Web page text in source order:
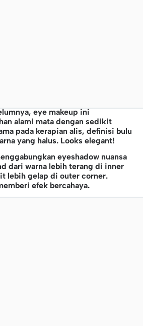
eye makeup ini
alami mata dengan sedikit
pada kerapian alis, definisi bulu
yang halus. Looks elegant!
eyeshadow nuansa
dari warna lebih terang di inner
lebih gelap di outer corner.
efek bercahaya.